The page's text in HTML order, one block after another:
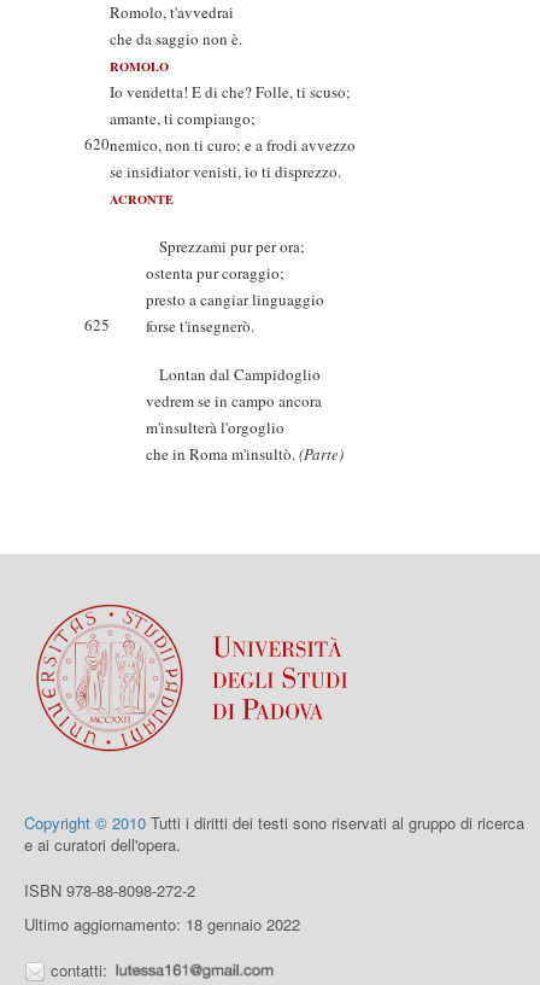
Romolo, t'avvedrai
che da saggio non è.
ROMOLO
Io vendetta! E di che? Folle, ti scuso;
amante, ti compiango;
620nemico, non ti curo; e a frodi avvezzo
se insidiator venisti, io ti disprezzo.
ACRONTE
Sprezzami pur per ora;
ostenta pur coraggio;
presto a cangiar linguaggio
625
forse t'insegnerò.
Lontan dal Campidoglio
vedrem se in campo ancora
m'insulterà l'orgoglio
che in Roma m'insultò.(Parte)
Copyright © 2010 Tutti i diritti dei testi sono riservati al gruppo di ricerca
e ai curatori dell'opera.
ISBN 978-88-8098-272-2
Ultimo aggiornamento: 18 gennaio 2022
contatti: